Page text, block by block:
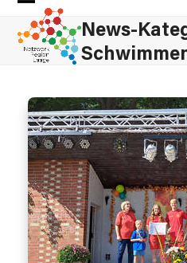
Skip
content
Open
mobile
menu
Close
mobile
menu
News-